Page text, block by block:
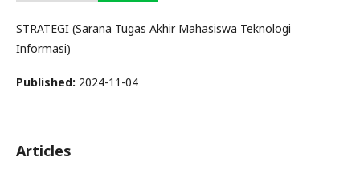
STRATEGI (Sarana Tugas Akhir Mahasiswa Teknologi
Informasi)
Published: 2024-11-04
Articles